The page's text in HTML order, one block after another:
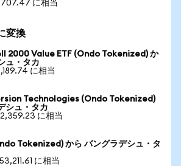
707.47 に相当
変換
2000 Value ETF (Ondo Tokenized) か
ュ・タカ
に相当
Technologies (Ondo Tokenized)
シュ・タカ
に相当
Tokenized) から バングラデシュ・タ
に相当